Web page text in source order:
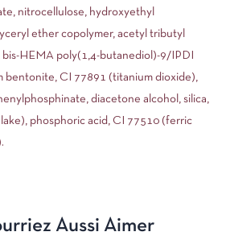
nitrocellulose, hydroxyethyl
ether copolymer, acetyl tributyl
HEMA poly(1,4-butanediol)-9/IPDI
bentonite, CI 77891 (titanium dioxide),
diacetone alcohol, silica,
phosphoric acid, CI 77510 (ferric
Aussi Aimer